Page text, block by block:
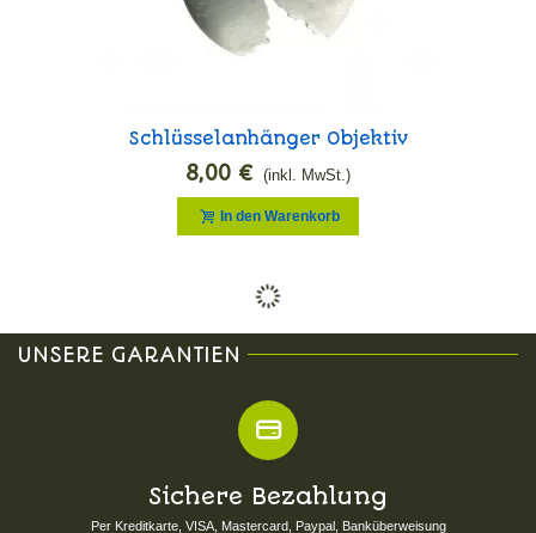
Schlüsselanhänger Objektiv
Mond
8,00 € (inkl. MwSt.)
In den Warenkorb